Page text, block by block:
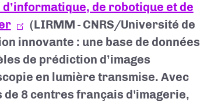
de robotique et de
(LIRMM - CNRS/Université de
innovante : une base de données
de prédiction d’images
en lumière transmise. Avec
de 8 centres français d'imagerie,